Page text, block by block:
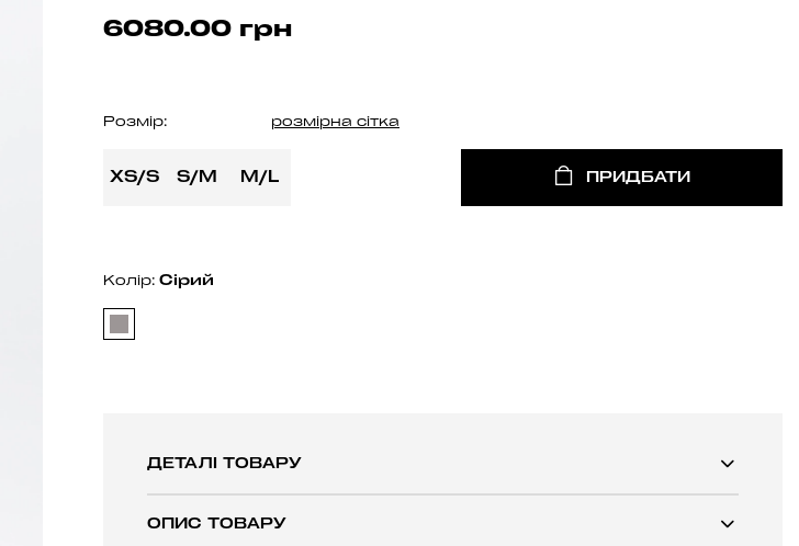
6080.00 грн
Розмір: розмірна сітка
XS/S S/M M/L ПРИДБАТИ
Колір: Сiрий
ДЕТАЛІ ТОВАРУ
ОПИС ТОВАРУ